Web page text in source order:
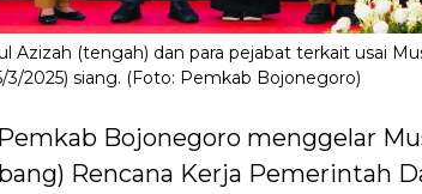
Azizah (tengah) dan para pejabat terkait usai
3/2025) siang. (Foto: Pemkab Bojonegoro)
Bojonegoro menggelar
Rencana Kerja Pemerintah